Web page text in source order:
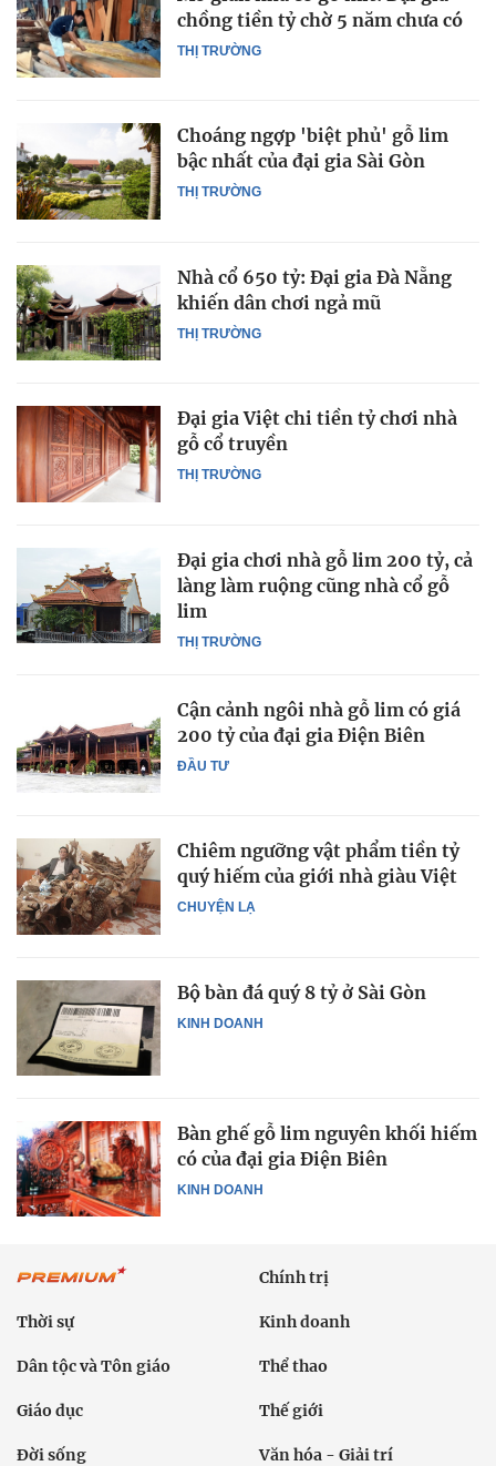
THỊ TRƯỜNG
chồng tiền tỷ chờ 5 năm chưa có
THỊ TRƯỜNG
Choáng ngợp 'biệt phủ' gỗ lim
bậc nhất của đại gia Sài Gòn
THỊ TRƯỜNG
Nhà cổ 650 tỷ: Đại gia Đà Nẵng
khiến dân chơi ngả mũ
THỊ TRƯỜNG
Đại gia Việt chi tiền tỷ chơi nhà
gỗ cổ truyền
THỊ TRƯỜNG
Đại gia chơi nhà gỗ lim 200 tỷ, cả
làng làm ruộng cũng nhà cổ gỗ
lim
ĐẦU TƯ
Cận cảnh ngôi nhà gỗ lim có giá
200 tỷ của đại gia Điện Biên
CHUYỆN LẠ
Chiêm ngưỡng vật phẩm tiền tỷ
quý hiếm của giới nhà giàu Việt
KINH DOANH
Bộ bàn đá quý 8 tỷ ở Sài Gòn
KINH DOANH
Bàn ghế gỗ lim nguyên khối hiếm
có của đại gia Điện Biên
Chính trị
Thời sự Kinh doanh
Dân tộc và Tôn giáo Thể thao
Giáo dục Thế giới
Đời sống Văn hóa - Giải trí